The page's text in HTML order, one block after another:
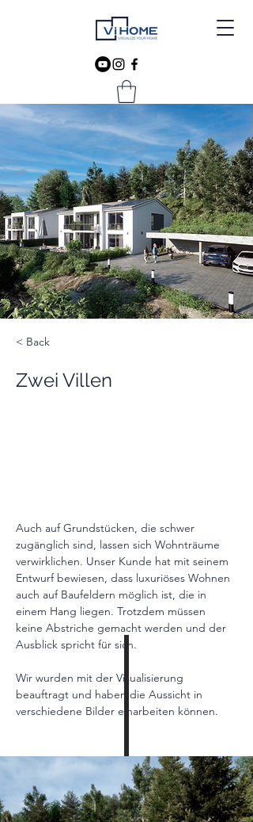
< Back
Zwei Villen
Auch auf Grundstücken, die schwer
zugänglich sind, lassen sich Wohnträume
verwirklichen. Unser Kunde hat mit seinem
Entwurf bewiesen, dass luxuriöses Wohnen
auch auf Baufeldern möglich ist, die in
einem Hang liegen. Trotzdem müssen
keine Abstriche gemacht werden und der
Ausblick spricht für sich.
Wir wurden mit der Visualisierung
beauftragt und haben die Aussicht in
verschiedene Bilder einarbeiten können.